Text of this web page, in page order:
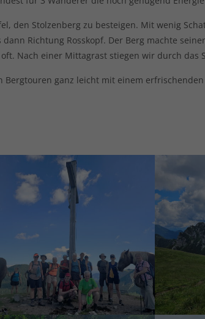
den Stolzenberg zu besteigen. Mit wenig
Richtung Rosskopf. Der Berg machte
Nach einer Mittagrast stiegen wir durch das
Bergtouren ganz leicht mit einem